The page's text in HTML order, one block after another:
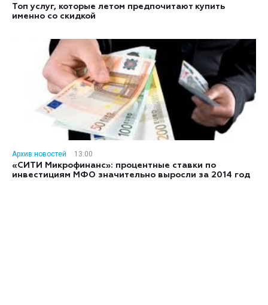
Топ услуг, которые летом предпочитают купить
именно со скидкой
Архив новостей
13:00
«СИТИ Микрофинанс»: процентные ставки по
инвестициям МФО значительно выросли за 2014 год